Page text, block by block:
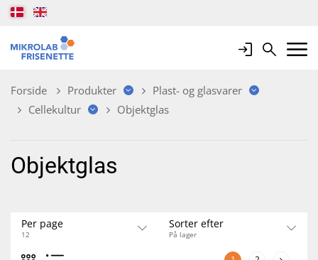
LoginSearchMobile
Forside Produkter
Plast- og glasvarer
Cellekultur
Objektglas
Objektglas
Per page
12
Sorter efter
På lager